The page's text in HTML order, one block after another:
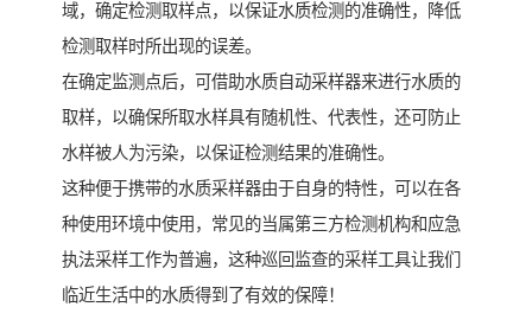
域，确定检测取样点，以保证水质检测的准确性，降低
检测取样时所出现的误差。
在确定监测点后，可借助水质自动采样器来进行水质的
取样，以确保所取水样具有随机性、代表性，还可防止
水样被人为污染，以保证检测结果的准确性。
这种便于携带的水质采样器由于自身的特性，可以在各
种使用环境中使用，常见的当属第三方检测机构和应急
执法采样工作为普遍，这种巡回监查的采样工具让我们
临近生活中的水质得到了有效的保障！